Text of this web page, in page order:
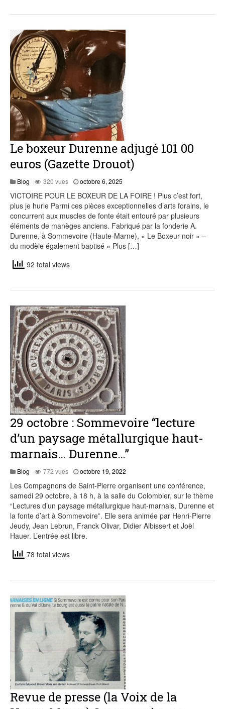
Le boxeur Durenne adjugé 101 00
euros (Gazette Drouot)
Blog 320 vues octobre 6, 2025
VICTOIRE POUR LE BOXEUR DE LA FOIRE ! Plus c’est fort,
plus je hurle Parmi ces pièces exceptionnelles d’arts forains, le
concurrent aux muscles de fonte était entouré par plusieurs
éléments de manèges anciens. Fabriqué par la fonderie A.
Durenne, à Sommevoire (Haute-Marne), « Le Boxeur noir » –
du modèle également baptisé « Plus […]
92 total views
29 octobre : Sommevoire “lecture
d’un paysage métallurgique haut-
marnais… Durenne…”
Blog 772 vues octobre 19, 2022
2022
Les Compagnons de Saint-Pierre organisent une conférence,
samedi 29 octobre, à 18 h, à la salle du Colombier, sur le thème
“Lectures d’un paysage métallurgique haut-marnais, Durenne et
la fonte d’art à Sommevoire”. Elle sera animée par Henri-Pierre
Jeudy, Jean Lebrun, Franck Olivar, Didier Albissert et Joël
Hauer. L’entrée est libre.
78 total views
Revue de presse (la Voix de la